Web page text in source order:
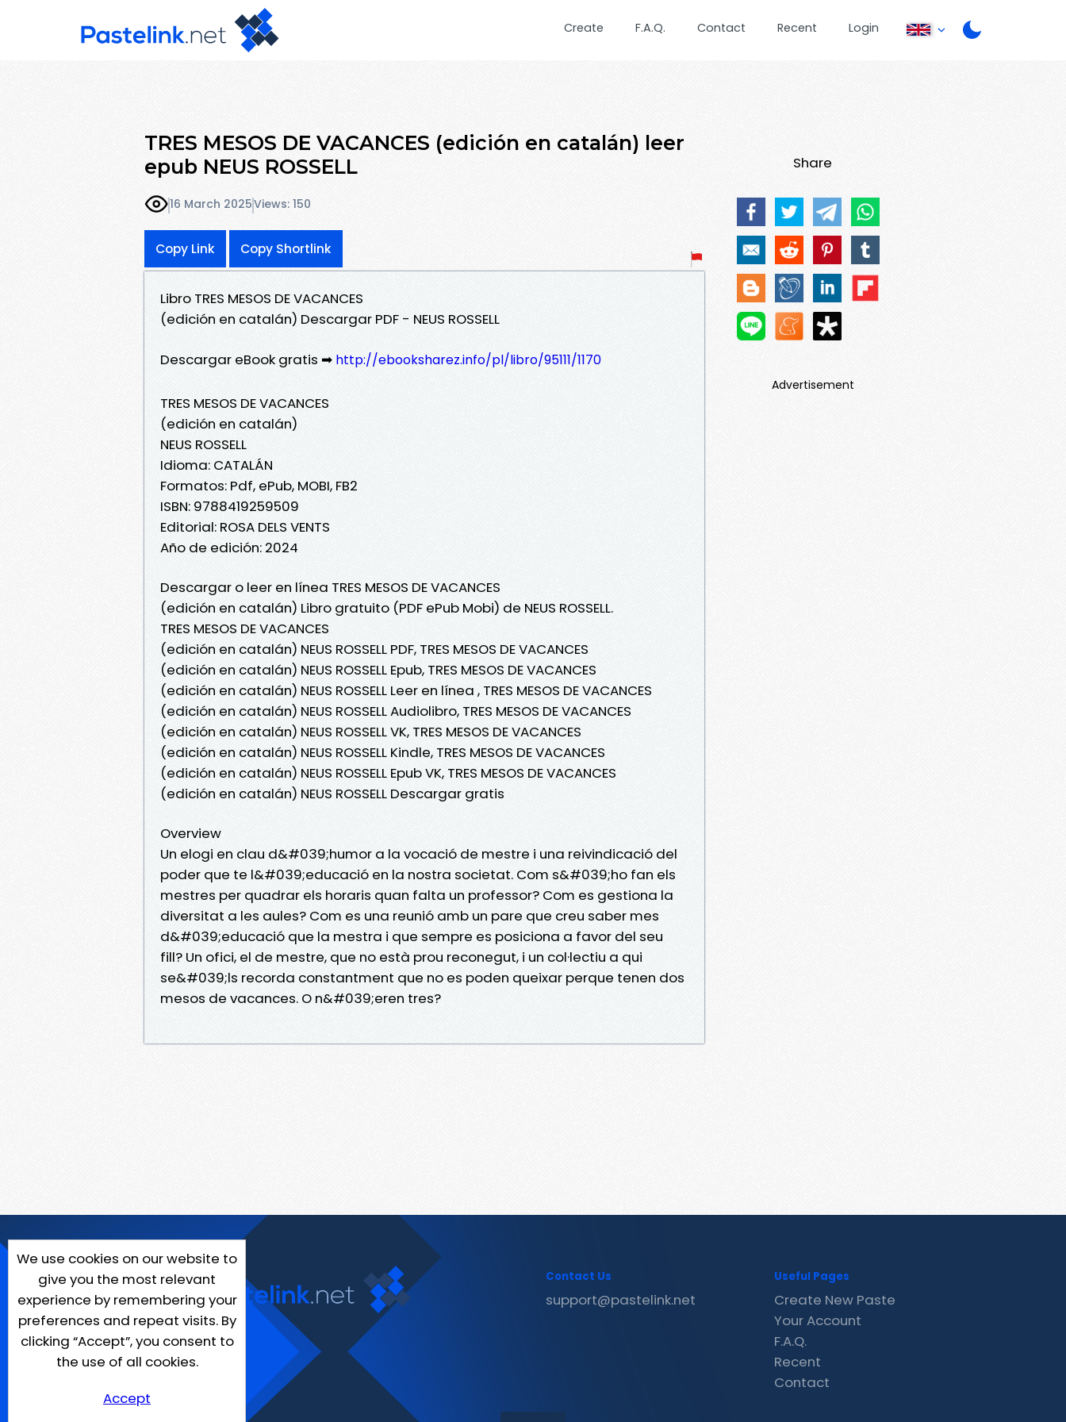
Create F.A.Q. Contact Recent Login
TRES MESOS DE VACANCES (edición en catalán) leer
epub NEUS ROSSELL
16 March 2025Views: 150
Copy Link Copy Shortlink
Libro TRES MESOS DE VACANCES
(edición en catalán) Descargar PDF - NEUS ROSSELL
Descargar eBook gratis ➡ http://ebooksharez.info/pl/libro/95111/1170
TRES MESOS DE VACANCES
(edición en catalán)
NEUS ROSSELL
Idioma: CATALÁN
Formatos: Pdf, ePub, MOBI, FB2
ISBN: 9788419259509
Editorial: ROSA DELS VENTS
Año de edición: 2024
Descargar o leer en línea TRES MESOS DE VACANCES
(edición en catalán) Libro gratuito (PDF ePub Mobi) de NEUS ROSSELL.
TRES MESOS DE VACANCES
(edición en catalán) NEUS ROSSELL PDF, TRES MESOS DE VACANCES
(edición en catalán) NEUS ROSSELL Epub, TRES MESOS DE VACANCES
(edición en catalán) NEUS ROSSELL Leer en línea , TRES MESOS DE VACANCES
(edición en catalán) NEUS ROSSELL Audiolibro, TRES MESOS DE VACANCES
(edición en catalán) NEUS ROSSELL VK, TRES MESOS DE VACANCES
(edición en catalán) NEUS ROSSELL Kindle, TRES MESOS DE VACANCES
(edición en catalán) NEUS ROSSELL Epub VK, TRES MESOS DE VACANCES
(edición en catalán) NEUS ROSSELL Descargar gratis
Overview
Un elogi en clau d&#039;humor a la vocació de mestre i una reivindicació del
poder que te l&#039;educació en la nostra societat. Com s&#039;ho fan els
mestres per quadrar els horaris quan falta un professor? Com es gestiona la
diversitat a les aules? Com es una reunió amb un pare que creu saber mes
d&#039;educació que la mestra i que sempre es posiciona a favor del seu
fill? Un ofici, el de mestre, que no està prou reconegut, i un col·lectiu a qui
se&#039;ls recorda constantment que no es poden queixar perque tenen dos
mesos de vacances. O n&#039;eren tres?
Share
Advertisement
We use cookies on our website to
give you the most relevant
experience by remembering your
preferences and repeat visits. By
clicking “Accept”, you consent to
the use of all cookies.
Accept
Contact Us
support@pastelink.net
Useful Pages
Create New Paste
Your Account
F.A.Q.
Recent
Contact